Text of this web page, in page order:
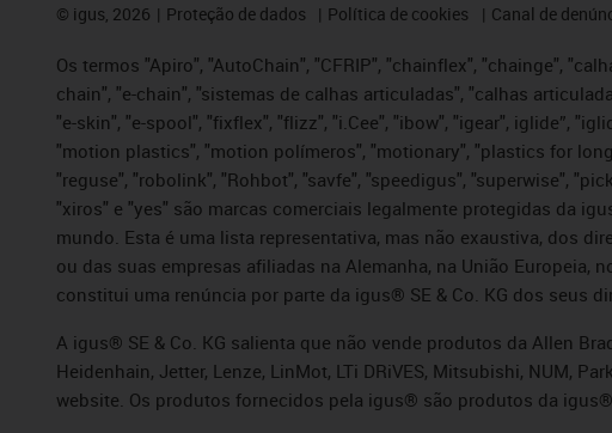
© igus, 2026 Proteção de dados Política de cookies Canal de
Os termos "Apiro", "AutoChain", "CFRIP", "chainflex", "chainge",
chain", "e-chain", "sistemas de calhas articuladas", "calhas
"e-skin", "e-spool", "fixflex", "flizz", "i.Cee", "ibow", "igear", iglide”,
"motion plastics", "motion polímeros", "motionary", "plastics for
"reguse", "robolink", "Rohbot", "savfe", "speedigus", "superwise",
"xiros" e "yes" são marcas comerciais legalmente protegidas da
mundo. Esta é uma lista representativa, mas não exaustiva, dos
ou das suas empresas afiliadas na Alemanha, na União
constitui uma renúncia por parte da igus® SE & Co. KG dos seus
A igus® SE & Co. KG salienta que não vende produtos da Allen
Heidenhain, Jetter, Lenze, LinMot, LTi DRiVES, Mitsubishi, NUM,
website. Os produtos fornecidos pela igus® são produtos da igus®